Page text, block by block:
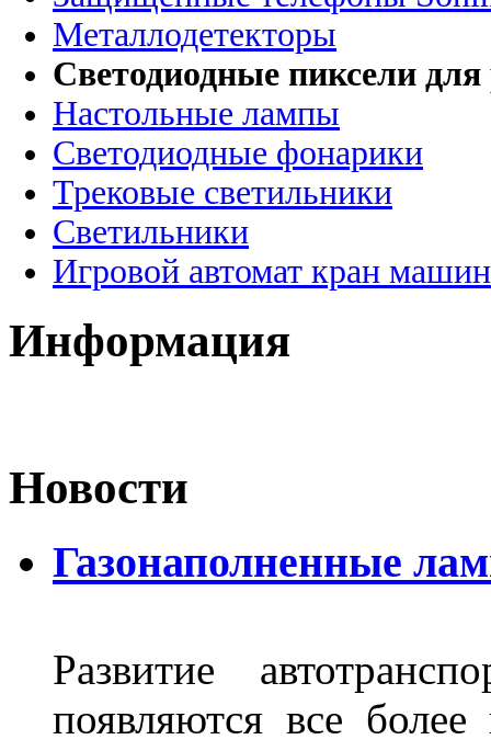
Металлодетекторы
Светодиодные пиксели
Настольные лампы
Светодиодные фонарики
Трековые светильники
Светильники
Игровой автомат кран
Информация
Новости
Газонаполненные
Развитие
появляются все